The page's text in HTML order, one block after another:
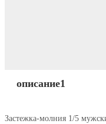
описание1
Застежка-молния 1/5